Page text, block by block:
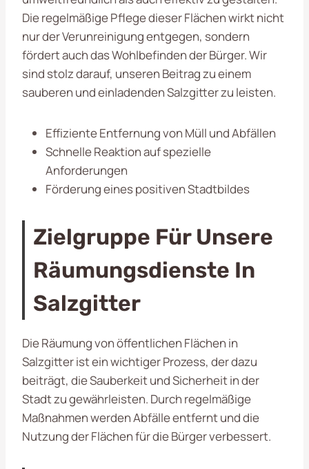
Die regelmäßige Pflege dieser Flächen wirkt nicht
nur der Verunreinigung entgegen, sondern
fördert auch das Wohlbefinden der Bürger. Wir
sind stolz darauf, unseren Beitrag zu einem
sauberen und einladenden Salzgitter zu leisten.
Effiziente Entfernung von Müll und Abfällen
Schnelle Reaktion auf spezielle
Anforderungen
Förderung eines positiven Stadtbildes
Zielgruppe Für Unsere
Räumungsdienste In
Salzgitter
Die Räumung von öffentlichen Flächen in
Salzgitter ist ein wichtiger Prozess, der dazu
beiträgt, die Sauberkeit und Sicherheit in der
Stadt zu gewährleisten. Durch regelmäßige
Maßnahmen werden Abfälle entfernt und die
Nutzung der Flächen für die Bürger verbessert.